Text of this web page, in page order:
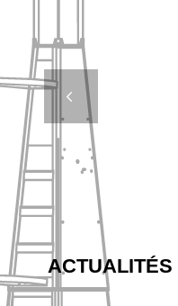
ACTUALITÉS